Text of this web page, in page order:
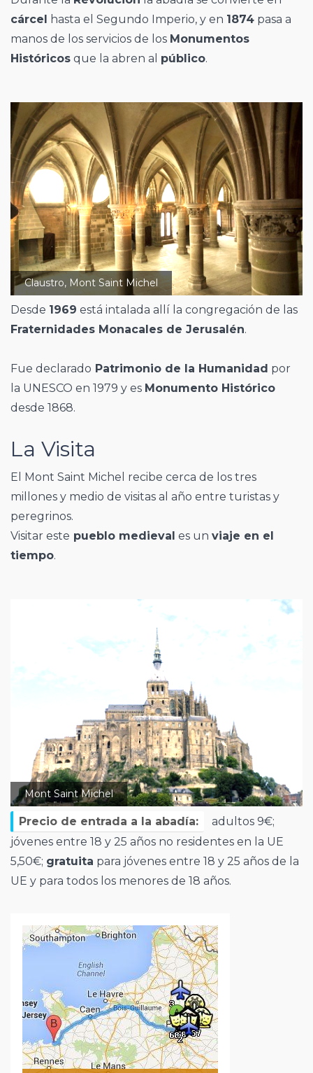
cárcel hasta el Segundo Imperio, y en 1874 pasa a
manos de los servicios de los Monumentos
Históricos que la abren al público.
Claustro, Mont Saint Michel
Desde 1969 está intalada allí la congregación de las
Fraternidades Monacales de Jerusalén.
Fue declarado Patrimonio de la Humanidad por
la UNESCO en 1979 y es Monumento Histórico
desde 1868.
La Visita
El Mont Saint Michel recibe cerca de los tres
millones y medio de visitas al año entre turistas y
peregrinos.
Visitar este pueblo medieval es un viaje en el
tiempo.
Mont Saint Michel
Precio de entrada a la abadía:
adultos 9€;
jóvenes entre 18 y 25 años no residentes en la UE
5,50€; gratuita para jóvenes entre 18 y 25 años de la
UE y para todos los menores de 18 años.